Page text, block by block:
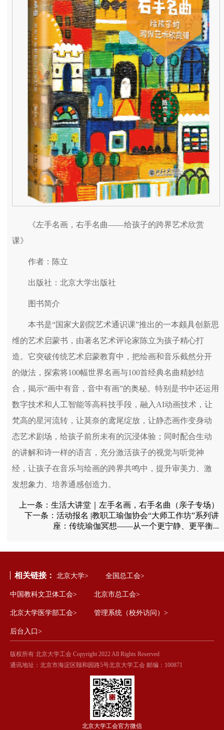
《左手名画，右手名曲——给孩子的跨界艺术欣赏
课》
作者：陈立
出版社：北京大学出版社
图书简介
本书是“国家大剧院艺术通识课”推出的一本颇具创新思
维的艺术启蒙书，由著名艺术评论家陈立为孩子精心打
造。它突破传统艺术启蒙教育中，把绘画和音乐截然分开
的做法，探索将100幅世界名画与100首经典名曲精妙结
合，揭示“画中有音，音中有画”的奥秘。特别是书中还运用
数字技术和人工智能等高科技手段，融入AI动画技术，让
梵高的星河流转，让莫奈的鸢尾绽放，让静态画作变身动
态艺术剧场，给孩子前所未有的沉浸体验；同时配合生动
的讲解和诗一样的语言，充分激活孩子的视觉与听觉神
经，让孩子在音乐与绘画的跨界共鸣中，提升审美力、激
发想象力、培养通感创造力。
上一条： 生活大讲堂｜左手名画，右手名曲（亲子专场）
下一条： ​活动报名 |教职工瑜伽协会“大师工作坊”系列讲
座：传统瑜伽冥想——从一个更宁静、更平衡...
相关链接： 北京大学> 全国总工会>
中国教科文卫体工会> 北京市总工会>
北京大学医学部工会> 管理系统（校外访问）>
后台入口>
版权所有 北京大学工会 Copyright 2022 All Rights Reserved
通讯地址：北京市海淀区颐和园路5号北京大学工会 邮编：100871
北京大学工会官方微信